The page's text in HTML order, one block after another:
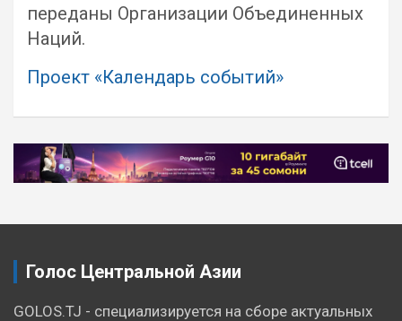
переданы Организации Объединенных
Наций.
Проект «Календарь событий»
Навигация
по
Голос Центральной Азии
GOLOS.TJ - специализируется на сборе актуальных